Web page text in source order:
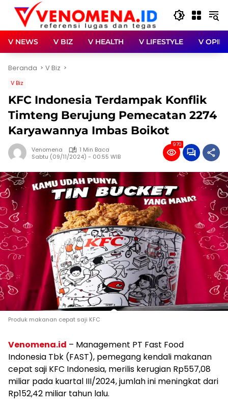
Langsung
konten
V NEWS V BIZ V HEALTH V LIFESTYLE V OPINI
Beranda V Biz
V Biz
KFC Indonesia Terdampak Konflik
Timteng Berujung Pemecatan 2274
Karyawannya Imbas Boikot
Venomena
1 Min Baca
Sabtu (09/11/2024) - 00:55 WIB
970
Produk makanan cepat saji KFC
Venomena.id – Management PT Fast Food
Indonesia Tbk (FAST), pemegang kendali makanan
cepat saji KFC Indonesia, merilis kerugian Rp557,08
miliar pada kuartal III/2024, jumlah ini meningkat dari
Rp152,42 miliar tahun lalu.